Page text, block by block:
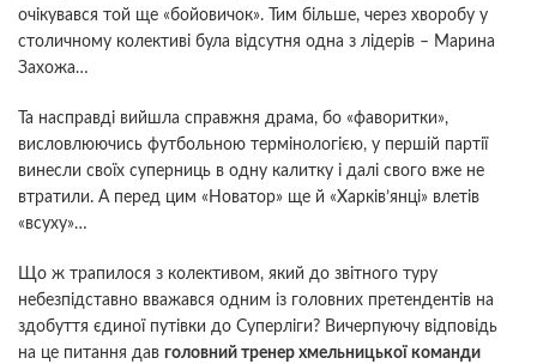
очікувався той ще «бойовичок». Тим більше, через хворобу у
столичному колективі була відсутня одна з лідерів – Марина
Захожа…
Та насправді вийшла справжня драма, бо «фаворитки»,
висловлюючись футбольною термінологією, у першій партії
винесли своїх суперниць в одну калитку і далі свого вже не
втратили. А перед цим «Новатор» ще й «Харків’янці» влетів
«всуху»…
Що ж трапилося з колективом, який до звітного туру
небезпідставно вважався одним із головних претендентів на
здобуття єдиної путівки до Суперліги? Вичерпуючу відповідь
на це питання дав головний тренер хмельницької команди